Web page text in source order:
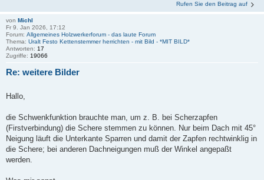
Rufen Sie den Beitrag auf
von Michl
Fr 9. Jan 2026, 17:12
Forum: Allgemeines Holzwerkerforum - das laute Forum
Thema: Uralt Festo Kettenstemmer herrichten - mit Bild - *MIT BILD*
Antworten: 17
Zugriffe: 19066
Re: weitere Bilder
Hallo,
die Schwenkfunktion brauchte man, um z. B. bei Scherzapfen
(Firstverbindung) die Schere stemmen zu können. Nur beim Dach mit 45°
Neigung läuft die Unterkante Sparren und damit der Zapfen rechtwinklig in
die Schere; bei anderen Dachneigungen muß der Winkel angepaßt
werden.